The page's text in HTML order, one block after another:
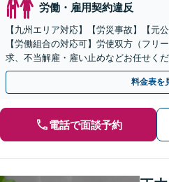
労働・雇用契約違反
【九州エリア対応】【労災事故】【元
【労働組合の対応可】労使双方（フリ
求、不当解雇・雇い止めなどお任せく
決へと進めます。
料金表を
電話で面談予約